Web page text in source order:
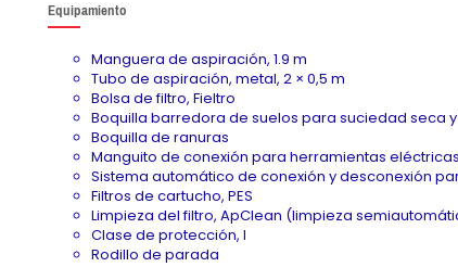
Equipamiento
Manguera de aspiración, 1.9 m
Tubo de aspiración, metal, 2 × 0,5 m
Bolsa de filtro, Fieltro
Boquilla barredora de suelos para suciedad seca
Boquilla de ranuras
Manguito de conexión para herramientas eléctricas
Sistema automático de conexión y desconexión
Filtros de cartucho, PES
Limpieza del filtro, ApClean (limpieza
Clase de protección, I
Rodillo de parada